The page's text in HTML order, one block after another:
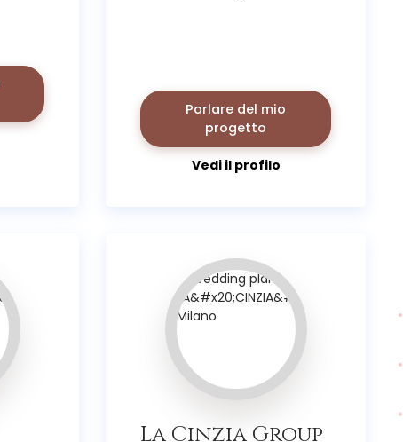
Parlare del mio
progetto
Vedi il profilo
La Cinzia Group